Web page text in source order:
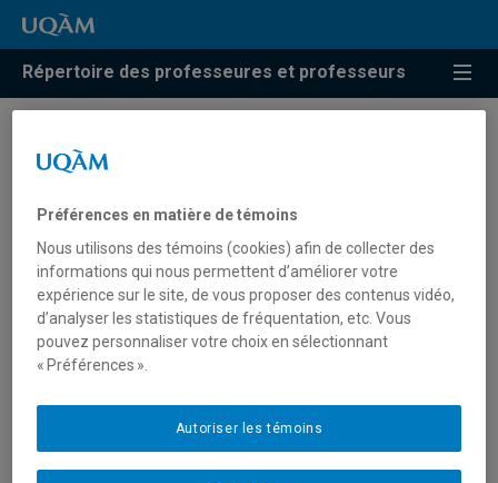
Répertoire des professeures et professeurs
Gabriel-Arnaud Berthold
Professeur
Unité:Département des sciences juridiques
: (514) 987-3000 poste 4399
Préférences en matière de témoins
Nous utilisons des témoins (cookies) afin de collecter des
informations qui nous permettent d’améliorer votre
expérience sur le site, de vous proposer des contenus vidéo,
d’analyser les statistiques de fréquentation, etc. Vous
pouvez personnaliser votre choix en sélectionnant
« Préférences ».
Autoriser les témoins